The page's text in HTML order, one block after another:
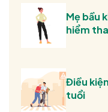
Mẹ bầu
hiểm
Điều
tuổi